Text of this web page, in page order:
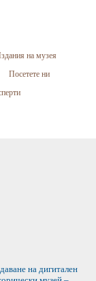
на музея
Посетете ни
на дигитален